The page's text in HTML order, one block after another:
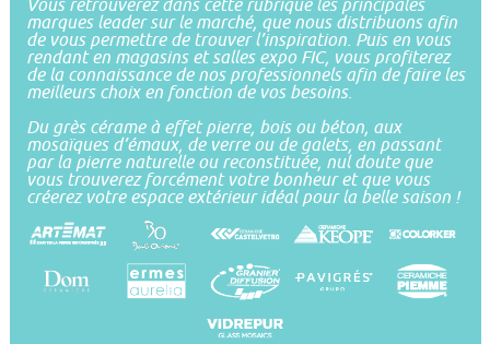
Vous retrouverez dans cette rubrique les principales
marques leader sur le marché, que nous distribuons afin
de vous permettre de trouver l’inspiration. Puis en vous
rendant en magasins et salles expo FIC, vous profiterez
de la connaissance de nos professionnels afin de faire les
meilleurs choix en fonction de vos besoins.
Du grès cérame à effet pierre, bois ou béton, aux
mosaïques d’émaux, de verre ou de galets, en passant
par la pierre naturelle ou reconstituée, nul doute que
vous trouverez forcément votre bonheur et que vous
créerez votre espace extérieur idéal pour la belle saison !